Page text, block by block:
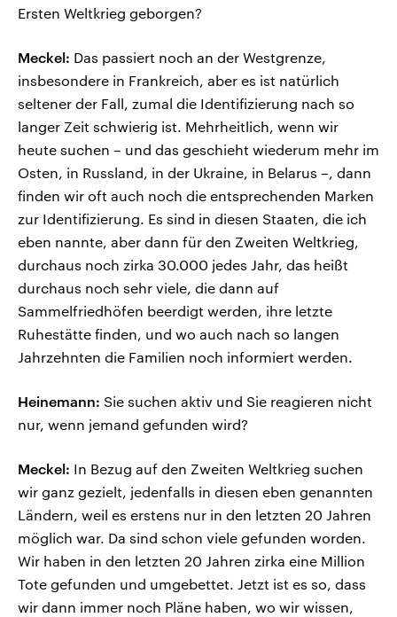
Ersten Weltkrieg geborgen?
Meckel: Das passiert noch an der Westgrenze,
insbesondere in Frankreich, aber es ist natürlich
seltener der Fall, zumal die Identifizierung nach so
langer Zeit schwierig ist. Mehrheitlich, wenn wir
heute suchen – und das geschieht wiederum mehr im
Osten, in Russland, in der Ukraine, in Belarus –, dann
finden wir oft auch noch die entsprechenden Marken
zur Identifizierung. Es sind in diesen Staaten, die ich
eben nannte, aber dann für den Zweiten Weltkrieg,
durchaus noch zirka 30.000 jedes Jahr, das heißt
durchaus noch sehr viele, die dann auf
Sammelfriedhöfen beerdigt werden, ihre letzte
Ruhestätte finden, und wo auch nach so langen
Jahrzehnten die Familien noch informiert werden.
Heinemann: Sie suchen aktiv und Sie reagieren nicht
nur, wenn jemand gefunden wird?
Meckel: In Bezug auf den Zweiten Weltkrieg suchen
wir ganz gezielt, jedenfalls in diesen eben genannten
Ländern, weil es erstens nur in den letzten 20 Jahren
möglich war. Da sind schon viele gefunden worden.
Wir haben in den letzten 20 Jahren zirka eine Million
Tote gefunden und umgebettet. Jetzt ist es so, dass
wir dann immer noch Pläne haben, wo wir wissen,